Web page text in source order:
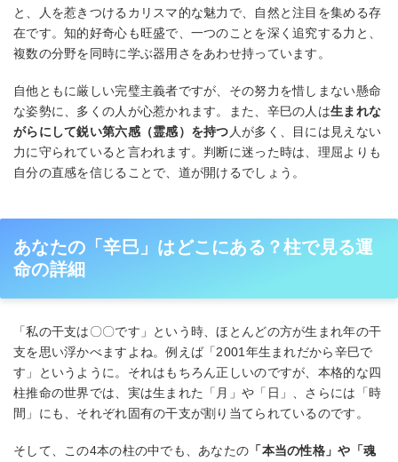
と、人を惹きつけるカリスマ的な魅力で、自然と注目を集める存
在です。知的好奇心も旺盛で、一つのことを深く追究する力と、
複数の分野を同時に学ぶ器用さをあわせ持っています。
自他ともに厳しい完璧主義者ですが、その努力を惜しまない懸命
な姿勢に、多くの人が心惹かれます。また、辛巳の人は生まれな
がらにして鋭い第六感（霊感）を持つ人が多く、目には見えない
力に守られていると言われます。判断に迷った時は、理屈よりも
自分の直感を信じることで、道が開けるでしょう。
あなたの「辛巳」はどこにある？柱で見る運
命の詳細
「私の干支は〇〇です」という時、ほとんどの方が生まれ年の干
支を思い浮かべますよね。例えば「2001年生まれだから辛巳で
す」というように。それはもちろん正しいのですが、本格的な四
柱推命の世界では、実は生まれた「月」や「日」、さらには「時
間」にも、それぞれ固有の干支が割り当てられているのです。
そして、この4本の柱の中でも、あなたの 「本当の性格」や「魂